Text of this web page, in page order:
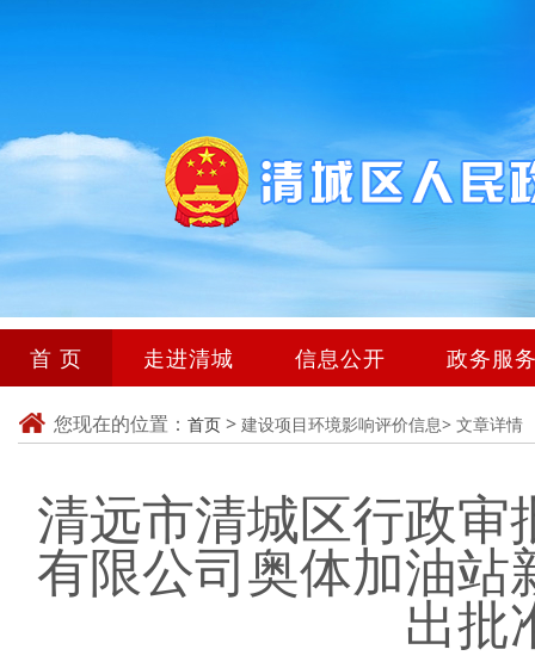
首 页 走进清城 信息公开 政务服
您现在的位置： 首页 > 建设项目环境影响评价信息> 文章详情
清远市清城区行政
有限公司奥体加油站
出批